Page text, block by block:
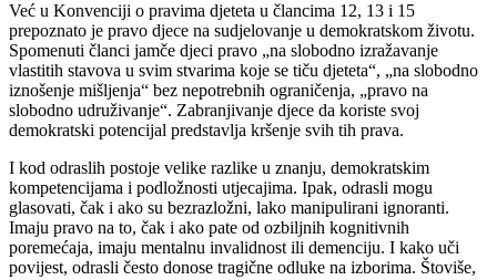
Već u Konvenciji o pravima djeteta u člancima 12, 13 i 15
prepoznato je pravo djece na sudjelovanje u demokratskom životu.
Spomenuti članci jamče djeci pravo „na slobodno izražavanje
vlastitih stavova u svim stvarima koje se tiču djeteta“, „na slobodno
iznošenje mišljenja“ bez nepotrebnih ograničenja, „pravo na
slobodno udruživanje“. Zabranjivanje djece da koriste svoj
demokratski potencijal predstavlja kršenje svih tih prava.
I kod odraslih postoje velike razlike u znanju, demokratskim
kompetencijama i podložnosti utjecajima. Ipak, odrasli mogu
glasovati, čak i ako su bezrazložni, lako manipulirani ignoranti.
Imaju pravo na to, čak i ako pate od ozbiljnih kognitivnih
poremećaja, imaju mentalnu invalidnost ili demenciju. I kako uči
povijest, odrasli često donose tragične odluke na izborima. Štoviše,